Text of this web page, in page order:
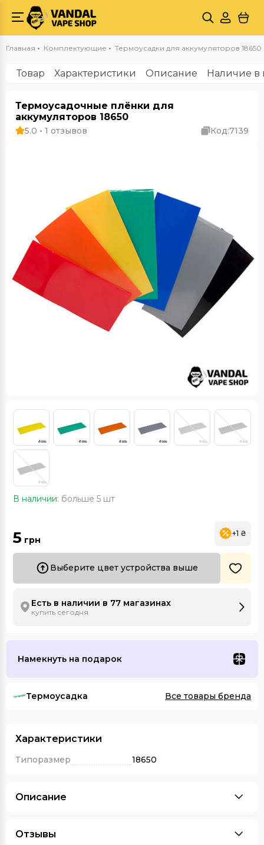
Главная Комплектующие Термоусадки для аккумуляторов 18650
Товар Характеристики Описание Наличие в
Термоусадочные плёнки для
аккумуляторов 18650
5.0 • 1 отзывов Код:7139
В наличии: больше 5 шт
5 грн
+1 ₴
Выберите цвет устройства выше
Есть в наличии в 77 магазинах
купить сегодня
Намекнуть на подарок
Термоусадка Все товары бренда
Характеристики
Типоразмер 18650
Описание
Отзывы